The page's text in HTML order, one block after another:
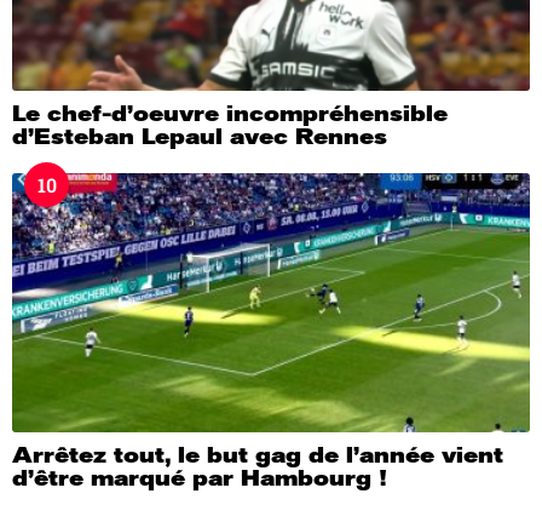
Le chef-d’oeuvre incompréhensible
d’Esteban Lepaul avec Rennes
10
Arrêtez tout, le but gag de l’année vient
d’être marqué par Hambourg !